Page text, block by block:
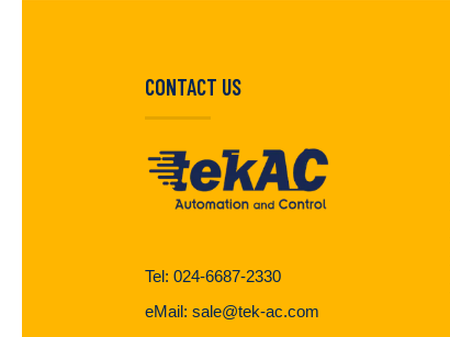
CONTACT US
Tel: 024-6687-2330
eMail: sale@tek-ac.com